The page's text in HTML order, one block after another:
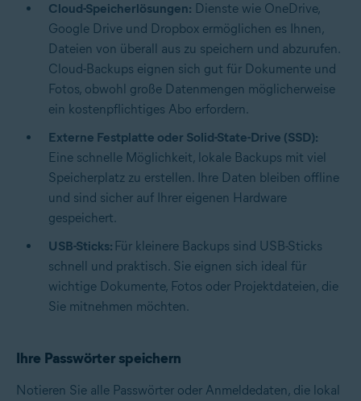
Cloud-Speicherlösungen: Dienste wie OneDrive,
Google Drive und Dropbox ermöglichen es Ihnen,
Dateien von überall aus zu speichern und abzurufen.
Cloud-Backups eignen sich gut für Dokumente und
Fotos, obwohl große Datenmengen möglicherweise
ein kostenpflichtiges Abo erfordern.
Externe Festplatte oder Solid-State-Drive (SSD):
Eine schnelle Möglichkeit, lokale Backups mit viel
Speicherplatz zu erstellen. Ihre Daten bleiben offline
und sind sicher auf Ihrer eigenen Hardware
gespeichert.
USB-Sticks: Für kleinere Backups sind USB-Sticks
schnell und praktisch. Sie eignen sich ideal für
wichtige Dokumente, Fotos oder Projektdateien, die
Sie mitnehmen möchten.
Ihre Passwörter speichern
Notieren Sie alle Passwörter oder Anmeldedaten, die lokal